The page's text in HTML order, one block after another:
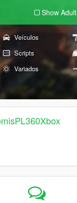
Show Adult
Veículos
Scripts
Variados